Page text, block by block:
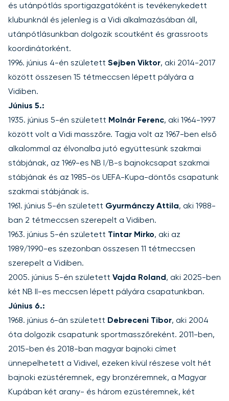
és utánpótlás sportigazgatóként is tevékenykedett
klubunknál és jelenleg is a Vidi alkalmazásában áll,
utánpótlásunkban dolgozik scoutként és grassroots
koordinátorként.
1996. június 4-én született Sejben Viktor, aki 2014-2017
között összesen 15 tétmeccsen lépett pályára a
Vidiben.
Június 5.:
1935. június 5-én született Molnár Ferenc, aki 1964-1997
között volt a Vidi masszőre. Tagja volt az 1967-ben első
alkalommal az élvonalba jutó együttesünk szakmai
stábjának, az 1969-es NB I/B-s bajnokcsapat szakmai
stábjának és az 1985-ös UEFA-Kupa-döntős csapatunk
szakmai stábjának is.
1961. június 5-én született Gyurmánczy Attila, aki 1988-
ban 2 tétmeccsen szerepelt a Vidiben.
1963. június 5-én született Tintar Mirko, aki az
1989/1990-es szezonban összesen 11 tétmeccsen
szerepelt a Vidiben.
2005. június 5-én született Vajda Roland , aki 2025-ben
két NB II-es meccsen lépett pályára csapatunkban.
Június 6.:
1968. június 6-án született Debreceni Tibor, aki 2004
óta dolgozik csapatunk sportmasszőreként. 2011-ben,
2015-ben és 2018-ban magyar bajnoki címet
ünnepelhetett a Vidivel, ezeken kívül részese volt hét
bajnoki ezüstéremnek, egy bronzéremnek, a Magyar
Kupában két arany- és három ezüstéremnek, két